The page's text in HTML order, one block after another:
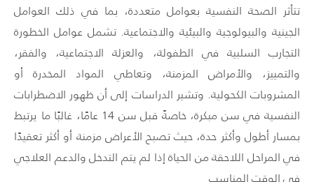
تتأثر الصحة النفسية بعوامل متعددة، بما في ذلك العوامل
الجينية والبيولوجية والبيئية والاجتماعية. تشمل عوامل الخطورة
التجارب السلبية في الطفولة، والعزلة الاجتماعية، والفقر،
والتمييز، والأمراض المزمنة، وتعاطي المواد المخدرة أو
المشروبات الكحولية. وتشير الدراسات إلى أن ظهور الاضطرابات
النفسية في سن مبكرة، خاصةً قبل سن 14 عامًا، غالبًا ما يرتبط
بمسار أطول وأكثر حدة، حيث تصبح الأعراض مزمنة أو أكثر تعقيدًا
في المراحل اللاحقة من الحياة إذا لم يتم التدخل والدعم العلاجي
في الوقت المناسب